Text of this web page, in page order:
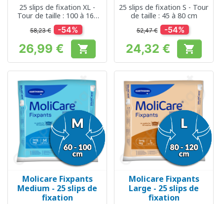
25 slips de fixation XL -
Tour de taille : 100 à 160
cm
58,23 € -54%
Prix
26,99 € 
25 slips de fixation S - Tour
de taille : 45 à 80 cm
52,47 € -54%
Prix
24,32 € 
Molicare Fixpants
Medium - 25 slips de
fixation
Molicare Fixpants
Large - 25 slips de
fixation